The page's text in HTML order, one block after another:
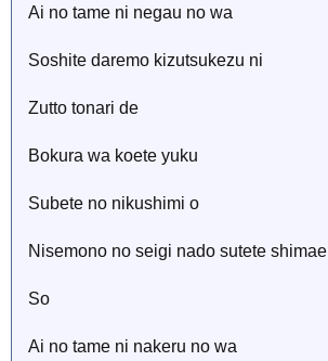
Ai no tame ni negau no wa
Soshite daremo kizutsukezu ni
Zutto tonari de
Bokura wa koete yuku
Subete no nikushimi o
Nisemono no seigi nado sutete shimae
So
Ai no tame ni nakeru no wa